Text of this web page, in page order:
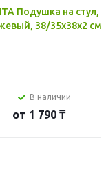
Подушка на стул,
38/35x38x2 см
В наличии
от 1 790 ₸